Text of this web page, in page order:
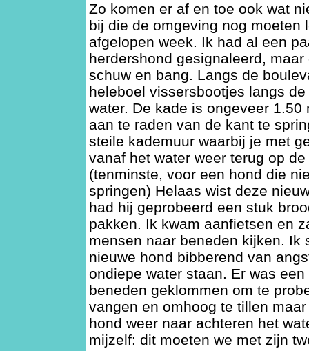
Zo komen er af en toe ook wat
bij die de omgeving nog moeten
afgelopen week. Ik had al een
herdershond gesignaleerd,
schuw en bang. Langs de
heleboel vissersbootjes langs
water. De kade is ongeveer 1.50
aan te raden van de kant te
steile kademuur waarbij je met
vanaf het water weer terug op
(tenminste, voor een hond die
springen) Helaas wist deze
had hij geprobeerd een stuk
pakken. Ik kwam aanfietsen en
mensen naar beneden kijken. Ik
nieuwe hond bibberend van
ondiepe water staan. Er was
beneden geklommen om te
vangen en omhoog te tillen
hond weer naar achteren het
mijzelf: dit moeten we met zijn